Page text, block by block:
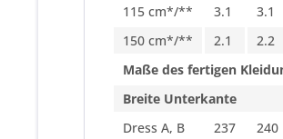
115 cm*/**
3.1 3.1
150 cm*/**
2.1 2.2
Maße des fertigen
Breite Unterkante
Dress A, B
237 240